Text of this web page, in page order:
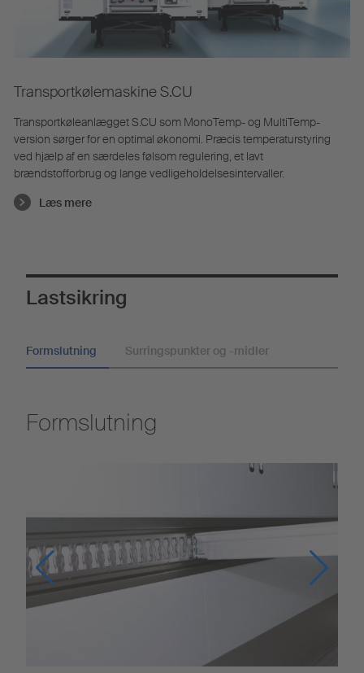
Transportkølemaskine S.CU
Transportkøleanlægget S.CU som MonoTemp- og MultiTemp-
version sørger for en optimal økonomi. Præcis temperaturstyring
ved hjælp af en særdeles følsom regulering, et lavt
brændstofforbrug og lange vedligeholdelsesintervaller.
Læs mere
Lastsikring
Formslutning Surringspunkter og -midler
Formslutning